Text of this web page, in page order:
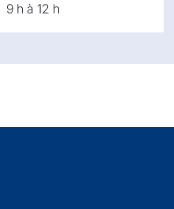
9 h à 12 h